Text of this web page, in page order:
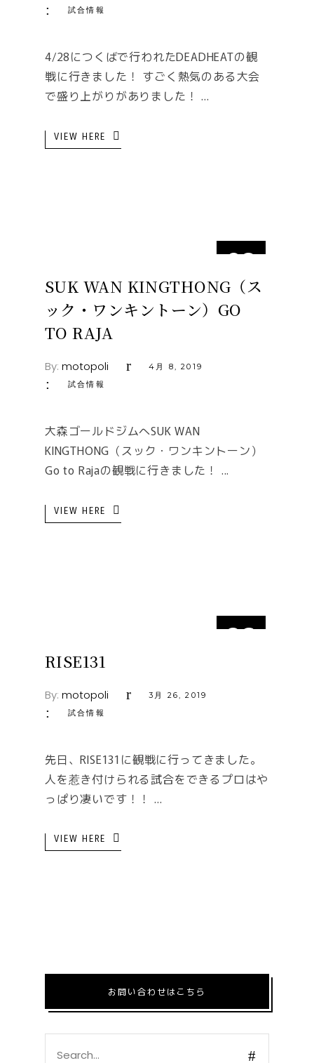
試合情報
4/28につくばで行われたDEADHEATの観
戦に行きました！ すごく熱気のある大会
で盛り上がりがありました！
VIEW HERE
08
4月
SUK WAN KINGTHONG（ス
ック・ワンキントーン）GO
TO RAJA
By: motopoli
4月 8, 2019
試合情報
大森ゴールドジムへSUK WAN
KINGTHONG（スック・ワンキントーン）
Go to Rajaの観戦に行きました！
VIEW HERE
26
RISE131
By: motopoli
3月 26, 2019
試合情報
先日、RISE131に観戦に行ってきました。
人を惹き付けられる試合をできるプロはや
っぱり凄いです！！
VIEW HERE
お問い合わせはこちら
for: